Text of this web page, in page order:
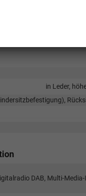
in Leder,
DAB, Multi-